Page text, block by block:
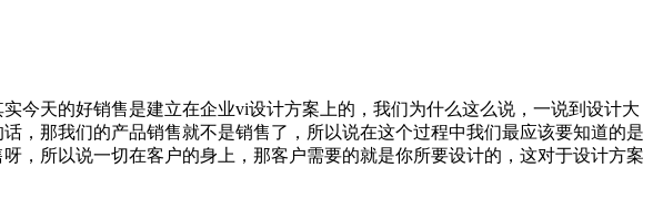
天的好销售是建立在企业vi设计方案上的，我们为什么这么说，一说到设计大
，那我们的产品销售就不是销售了，所以说在这个过程中我们最应该要知道的是
，所以说一切在客户的身上，那客户需要的就是你所要设计的，这对于设计方案